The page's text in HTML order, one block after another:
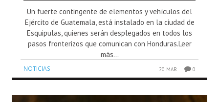
Un fuerte contingente de elementos y vehículos del
Ejército de Guatemala, está instalado en la ciudad de
Esquipulas, quienes serán desplegados en todos los
pasos fronterizos que comunican con Honduras.Leer
más...
NOTICIAS 20 MAR 0